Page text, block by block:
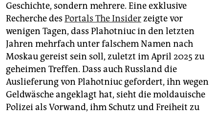
Geschichte, sondern mehrere. Eine exklusive
Recherche des Portals The Insiderzeigte vor
wenigen Tagen, dass Plahotniuc in den letzten
Jahren mehrfach unter falschem Namen nach
Moskau gereist sein soll, zuletzt im April 2025 zu
geheimen Treffen. Dass auch Russland die
Auslieferung von Plahotniuc gefordert, ihn wegen
Geldwäsche angeklagt hat, sieht die moldauische
Polizei als Vorwand, ihm Schutz und Freiheit zu